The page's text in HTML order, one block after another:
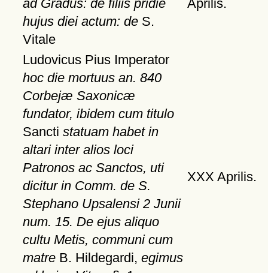
ad Gradus: de filiis pridie
hujus diei actum: deS.
Vitale
Aprilis.
Ludovicus Pius Imperator
hoc die mortuus an. 840
Corbejæ Saxonicæ
fundator, ibidem cum titulo
Sancti statuam habet in
altari inter alios loci
Patronos ac Sanctos, uti
dicitur in Comm. de S.
Stephano Upsalensi 2 Junii
num. 15. De ejus aliquo
cultu Metis, communi cum
matreB. Hildegardi, egimus
XXX Aprilis.